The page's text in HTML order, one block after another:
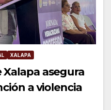
XALAPA
asegura
a violencia